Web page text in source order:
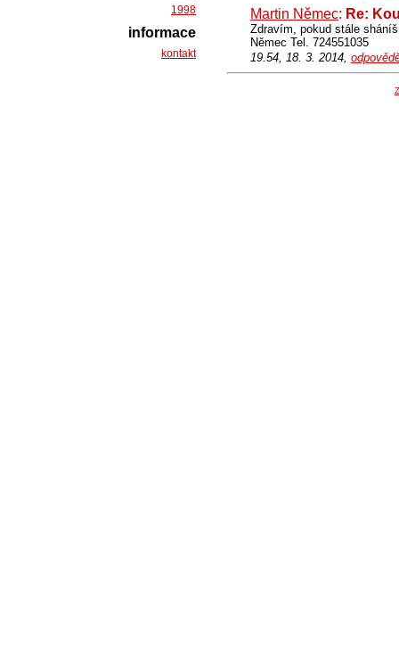
Martin Němec: Re:
Zdravím, pokud stále
Němec Tel. 724551035
19.54, 18. 3. 2014,
1998
informace
kontakt